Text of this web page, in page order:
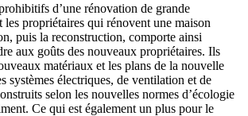
d’une rénovation de grande
les propriétaires qui rénovent une maison
puis la reconstruction, comporte ainsi
aux goûts des nouveaux propriétaires. Ils
matériaux et les plans de la nouvelle
systèmes électriques, de ventilation et de
selon les nouvelles normes d’écologie
Ce qui est également un plus pour le